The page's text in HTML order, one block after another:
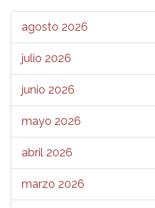
agosto 2026
julio 2026
junio 2026
mayo 2026
abril 2026
marzo 2026